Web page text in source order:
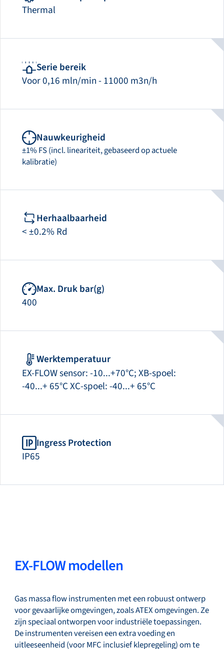
Thermal
Serie bereik
Voor 0,16 mln/min - 11000 m3n/h
Nauwkeurigheid
±1% FS (incl. lineariteit, gebaseerd op actuele
kalibratie)
Herhaalbaarheid
< ±0.2% Rd
Max. Druk bar(g)
400
Werktemperatuur
EX-FLOW sensor: -10...+70°C; XB-spoel:
-40...+ 65°C XC-spoel: -40...+ 65°C
Ingress Protection
IP65
EX-FLOW modellen
Gas massa flow instrumenten met een robuust ontwerp
voor gevaarlijke omgevingen, zoals ATEX omgevingen. Ze
zijn speciaal ontworpen voor industriële toepassingen.
De instrumenten vereisen een extra voeding en
uitleeseenheid (voor MFC inclusief klepregeling) om te